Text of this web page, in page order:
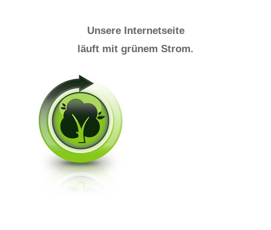
Unsere Internetseite
läuft mit grünem Strom.